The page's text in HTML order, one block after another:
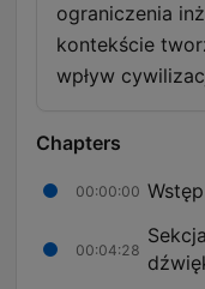
ograniczenia
kontekście
wpływ
Chapters
00:00:00
00:04:28